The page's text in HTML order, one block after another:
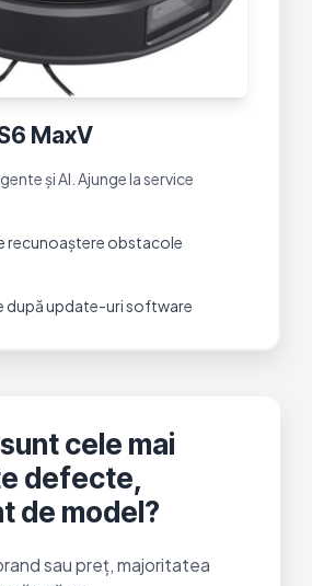
MaxV
și AI. Ajunge la service
recunoaștere obstacole
după update-uri software
cele mai
defecte,
de model?
sau preț, majoritatea